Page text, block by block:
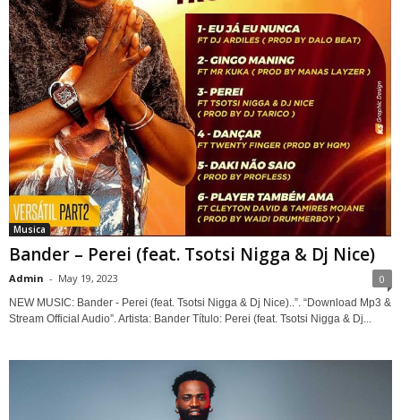
Musica
Bander – Perei (feat. Tsotsi Nigga & Dj Nice)
Admin - May 19, 2023 0
NEW MUSIC: Bander - Perei (feat. Tsotsi Nigga & Dj Nice)..”. “Download Mp3 &
Stream Official Audio”. Artista: Bander Título: Perei (feat. Tsotsi Nigga & Dj...